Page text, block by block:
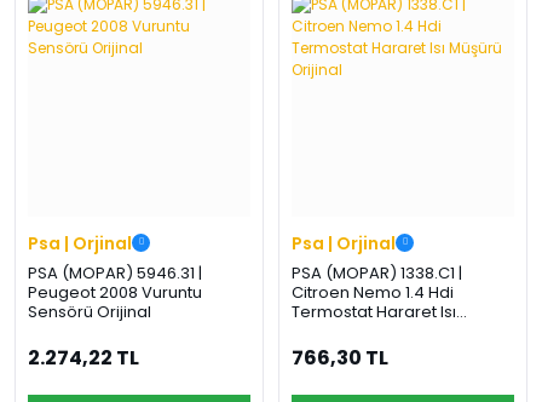
Beni
Şifremi
OCP
K
›
Ş
›
A
›
Psa | Orjinal
PSA (MOPAR) 5946.31 |
Peugeot 2008 Vuruntu
Sensörü Orijinal
2.274,22 TL
Psa | Orjinal
PSA (MOPAR) 1338.C1 |
Citroen Nemo 1.4 Hdi
Termostat Hararet Isı
766,30 TL